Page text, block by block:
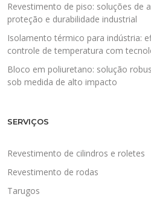
Revestimento de piso: soluções de
proteção e durabilidade industrial
Isolamento térmico para indústria:
controle de temperatura com
Bloco em poliuretano: solução
sob medida de alto impacto
SERVIÇOS
Revestimento de cilindros e roletes
Revestimento de rodas
Tarugos